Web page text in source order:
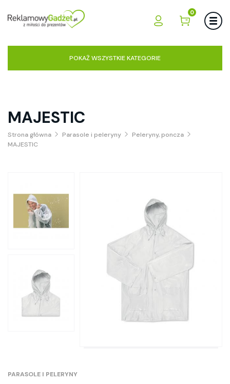
0
POKAŻ WSZYSTKIE KATEGORIE
MAJESTIC
Strona główna Parasole i peleryny
Peleryny, poncza
MAJESTIC
PARASOLE I PELERYNY